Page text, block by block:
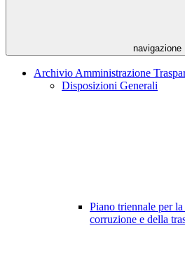
navigazione
Archivio Amministrazione
Disposizioni Generali
Piano triennale per
corruzione e della